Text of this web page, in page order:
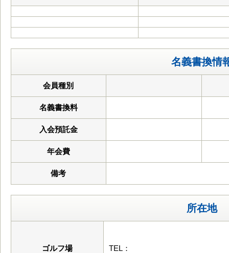
名義書換情
会員種別
名義書換料
入会預託金
年会費
備考
所在地
ゴルフ場
TEL：